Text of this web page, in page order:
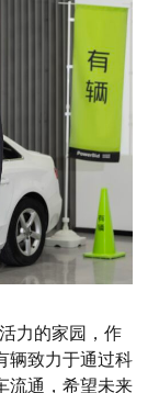
力的家园，作
辆致力于通过科
流通，希望未来